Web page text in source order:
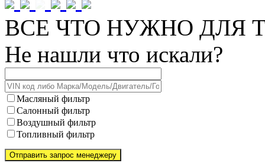
ВСЕ ЧТО НУЖНО ДЛЯ
Не нашли что искали?
Масляный фильтр
Салонный фильтр
Воздушный фильтр
Топливный фильтр